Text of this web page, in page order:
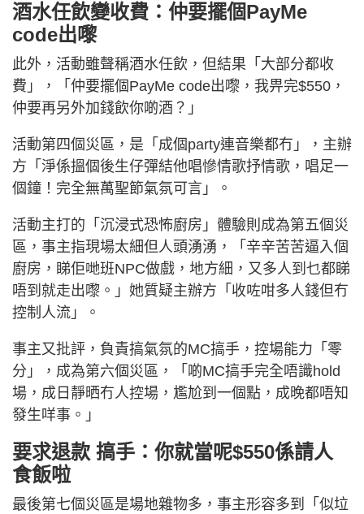
酒水任飲變收費：仲要擺個PayMe
code出嚟
此外，活動雖聲稱酒水任飲，但結果「大部分都收
費」，「仲要擺個PayMe code出嚟，我畀完$550，
仲要再另外加錢飲你啲酒？」
活動第四個災區，是「成個party連音樂都冇」，主辦
方「淨係搵個後生仔彈結他唱慘情歌抒情歌，唱足一
個鐘！完全無萬聖節氣氛可言」。
活動主打的「沉浸式恐怖廚房」體驗則成為第五個災
區，事主指現場太細但人頭湧湧，「辛辛苦苦逼入個
廚房，睇佢哋班NPC做戲，地方細，又多人到乜都睇
唔到就走出嚟。」她質疑主辦方「收咗咁多人錢但冇
控制人流」。
事主又批評，負責搞氣氛的MC搞手，控場能力「零
分」，成為第六個災區，「啲MC搞手完全唔識hold
場，成日靜晒冇人控場，尷尬到一個點，成晚都唔知
發生咩事。」
要求退款 搞手：你就當呢$550係請人
食飯啦
最後第七個災區是場地雜物多，事主形容多到「似垃